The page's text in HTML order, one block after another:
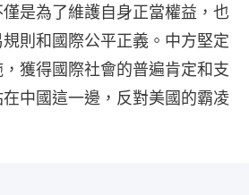
是為了維護自身正當權益，也
則和國際公平正義。中方堅定
獲得國際社會的普遍肯定和支
中國這一邊，反對美國的霸凌